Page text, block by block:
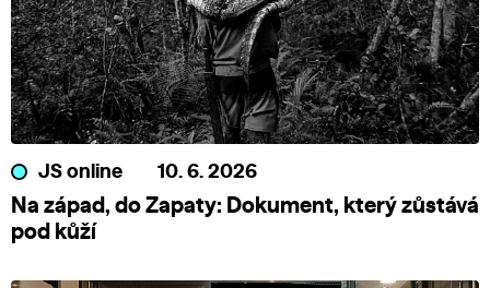
JS online 10. 6. 2026
Na západ, do Zapaty: Dokument, který zůstává
pod kůží